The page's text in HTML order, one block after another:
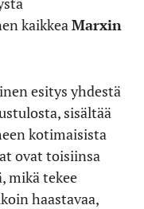
kaikkea Marxin
esitys yhdestä
sisältää
kotimaisista
ovat toisiinsa
mikä tekee
haastavaa,